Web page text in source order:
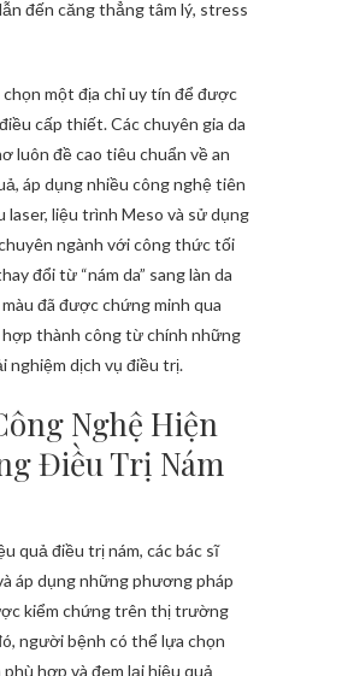
đến căng thẳng tâm lý, stress
chọn một địa chỉ uy tín để được
cấp thiết. Các chuyên gia da
luôn đề cao tiêu chuẩn về an
áp dụng nhiều công nghệ tiên
laser, liệu trình Meso và sử dụng
ngành với công thức tối
đổi từ “nám da” sang làn da
đã được chứng minh qua
thành công từ chính những
nghiệm dịch vụ điều trị.
Nghệ Hiện
Điều Trị Nám
quả điều trị nám, các bác sĩ
áp dụng những phương pháp
kiểm chứng trên thị trường
người bệnh có thể lựa chọn
hợp và đem lại hiệu quả